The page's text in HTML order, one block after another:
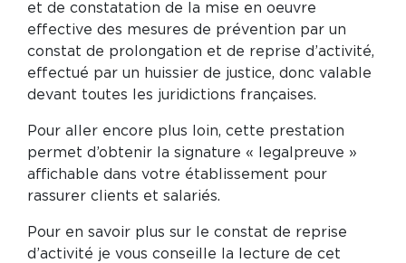
et de constatation de la mise en oeuvre
effective des mesures de prévention par un
constat de prolongation et de reprise d’activité,
effectué par un huissier de justice, donc valable
devant toutes les juridictions françaises.
Pour aller encore plus loin, cette prestation
permet d’obtenir la signature « legalpreuve »
affichable dans votre établissement pour
rassurer clients et salariés.
Pour en savoir plus sur le constat de reprise
d’activité je vous conseille la lecture de cet